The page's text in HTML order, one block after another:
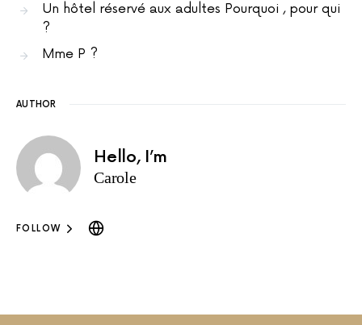
Un hôtel réservé aux adultes Pourquoi , pour qui
?
Mme P ?
AUTHOR
Hello, I’m
Carole
FOLLOW